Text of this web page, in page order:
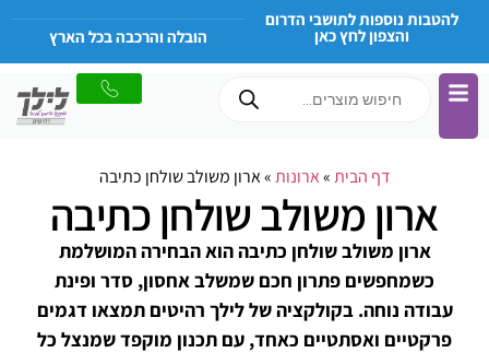
להטבות נוספות לתושבי הדרום
והצפון לחץ כאן הובלה והרכבה בכל הארץ
דף הבית»ארונות»ארון משולב שולחן כתיבה
ארון משולב שולחן כתיבה
ארון משולב שולחן כתיבה הוא הבחירה המושלמת
כשמחפשים פתרון חכם שמשלב אחסון, סדר ופינת
עבודה נוחה. בקולקציה של לילך רהיטים תמצאו דגמים
פרקטיים ואסתטיים כאחד, עם תכנון מוקפד שמנצל כל